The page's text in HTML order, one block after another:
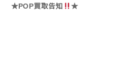
★POP買取告知
★